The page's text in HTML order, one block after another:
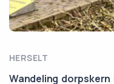
HERSELT
Wandeling dorpskern